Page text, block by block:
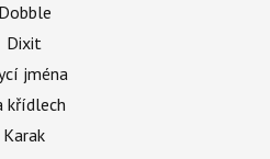
Dobble
Dixit
jména
křídlech
Karak